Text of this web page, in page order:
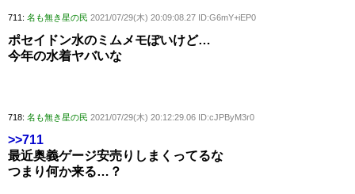
711: 名も無き星の民 2021/07/29(木) 20:09:08.27 ID:G6mY+iEP0
ポセイドン水のミムメモぽいけど…
今年の水着ヤバいな
718: 名も無き星の民 2021/07/29(木) 20:12:29.06 ID:cJPByM3r0
>>711
最近奥義ゲージ安売りしまくってるな
つまり何か来る…？